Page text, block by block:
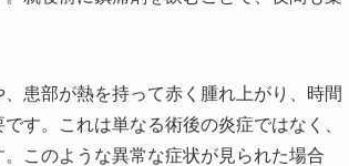
患部が熱を持って赤く腫れ上がり、時間
す。これは単なる術後の炎症ではなく、
このような異常な症状が見られた場合